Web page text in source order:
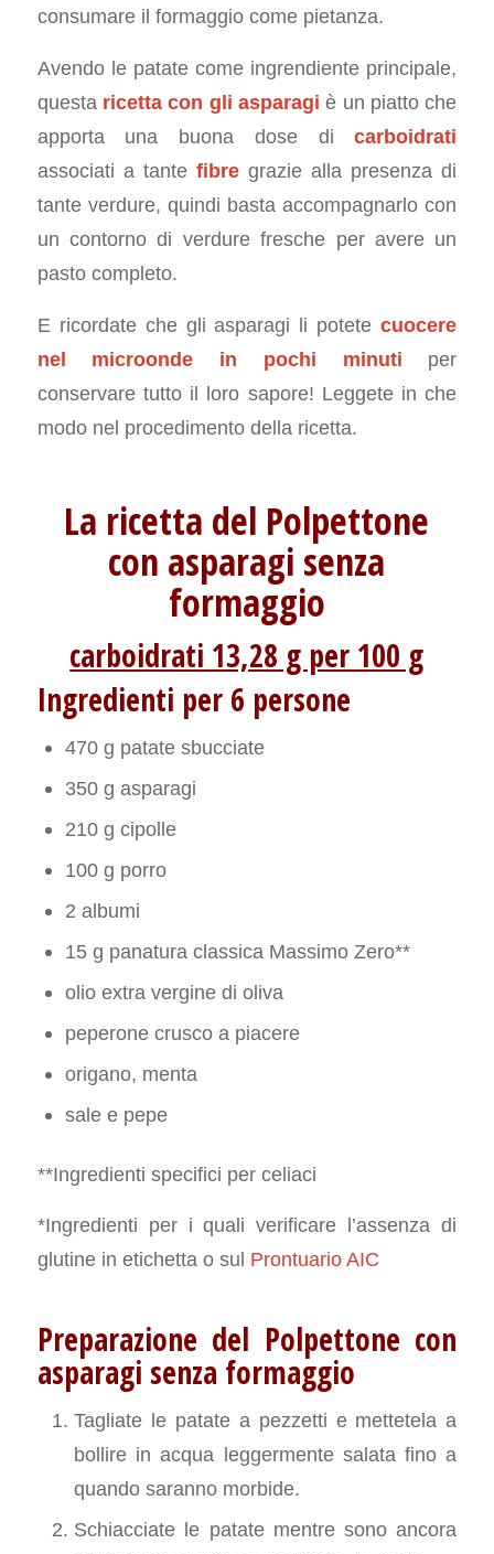
consumare il formaggio come pietanza.
Avendo le patate come ingrendiente principale,
questa ricetta con gli asparagi è un piatto che
apporta una buona dose dicarboidrati
associati a tante fibregrazie alla presenza di
tante verdure, quindi basta accompagnarlo con
un contorno di verdure fresche per avere un
pasto completo.
E ricordate che gli asparagi li potetecuocere
nel microonde in pochi minuti per
conservare tutto il loro sapore! Leggete in che
modo nel procedimento della ricetta.
La ricetta del Polpettone
con asparagi senza
formaggio
carboidrati 13,28 g per 100 g
Ingredienti per 6 persone
470 g patate sbucciate
350 g asparagi
210 g cipolle
100 g porro
2 albumi
15 g panatura classica Massimo Zero**
olio extra vergine di oliva
peperone crusco a piacere
origano, menta
sale e pepe
**Ingredienti specifici per celiaci
*Ingredienti per i quali verificare l’assenza di
glutine in etichetta o sul Prontuario AIC
Preparazione del Polpettone con
asparagi senza formaggio
Tagliate le patate a pezzetti e mettetela a
bollire in acqua leggermente salata fino a
quando saranno morbide.
Schiacciate le patate mentre sono ancora